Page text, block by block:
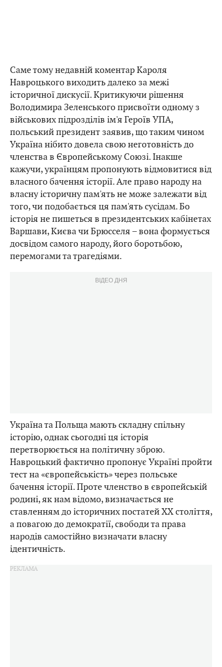
Саме тому недавній коментар Кароля
Навроцького виходить далеко за межі
історичної дискусії. Критикуючи рішення
Володимира Зеленського присвоїти одному з
військових підрозділів ім'я Героїв УПА,
польський президент заявив, що таким чином
Україна нібито довела свою неготовність до
членства в Європейському Союзі. Інакше
кажучи, українцям пропонують відмовитися від
власного бачення історії. Але право народу на
власну історичну пам'ять не може залежати від
того, чи подобається ця пам'ять сусідам. Бо
історія не пишеться в президентських кабінетах
Варшави, Києва чи Брюсселя – вона формується
досвідом самого народу, його боротьбою,
перемогами та трагедіями.
ВІДЕО ДНЯ
Україна та Польща мають складну спільну
історію, однак сьогодні ця історія
перетворюється на політичну зброю.
Навроцький фактично пропонує Україні пройти
тест на «європейськість» через польське
бачення історії. Проте членство в європейській
родині, як нам відомо, визначається не
ставленням до історичних постатей ХХ століття,
а повагою до демократії, свободи та права
народів самостійно визначати власну
ідентичність.